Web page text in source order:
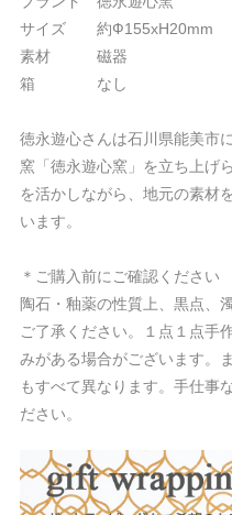
サイズ 約Ф155xH20mm
素材 磁器
箱 なし
徳永遊心さんは石川県能美市
窯「徳永遊心窯」を立ち上げ
を活かしながら、地元の素材
います。
＊ご購入前にご確認ください
陶石・釉薬の性質上、黒点、
ご了承ください。１点１点手
みがある場合がございます。
もすべて異なります。手仕事
ださい。